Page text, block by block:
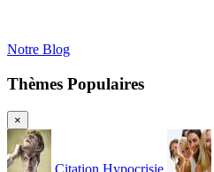
Notre Blog
Thèmes Populaires
×
Citation Hypocrisie